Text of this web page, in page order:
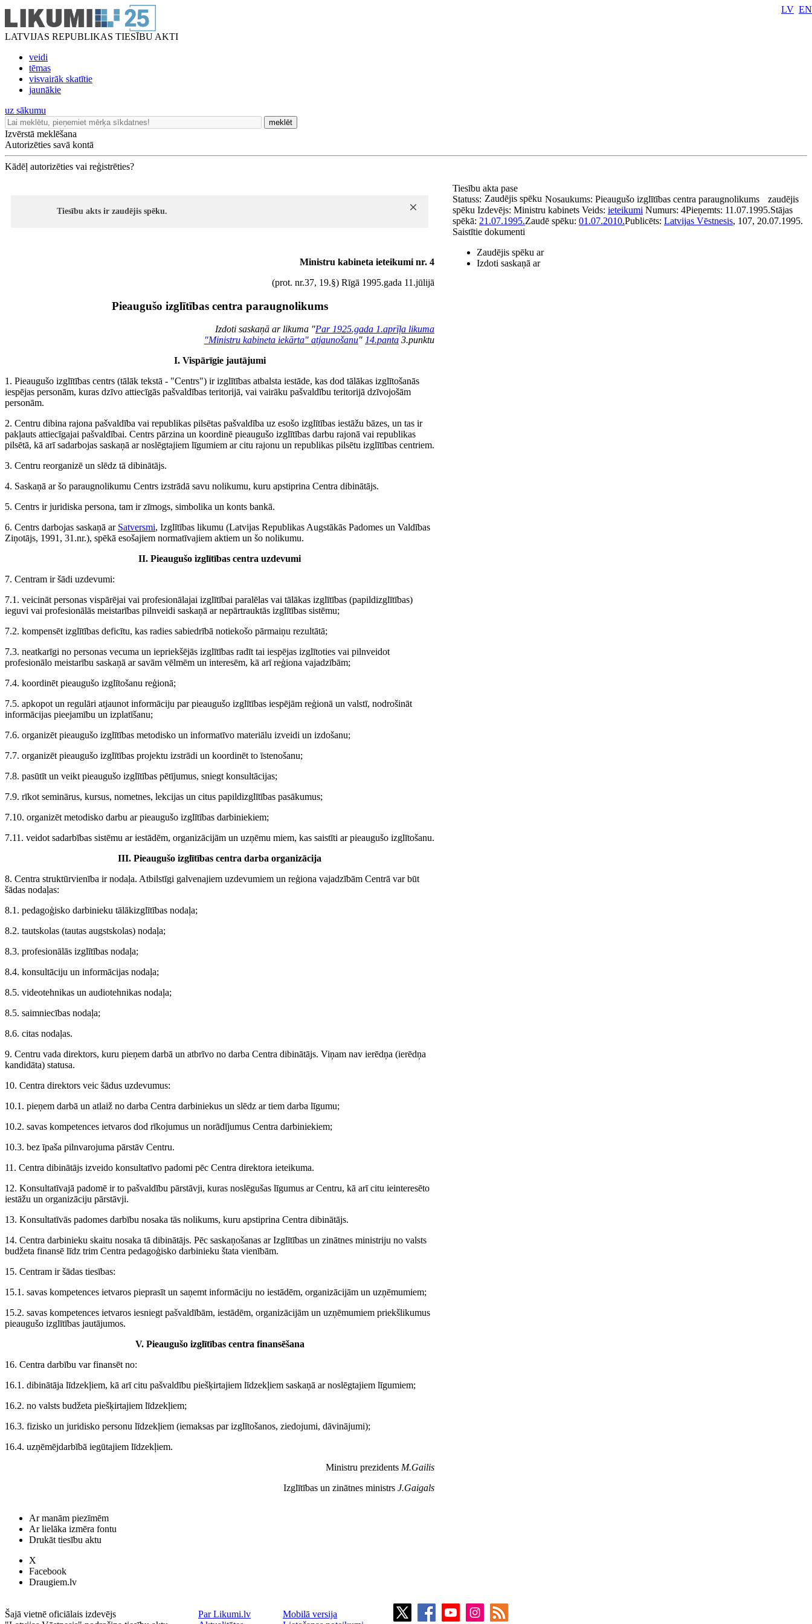
LATVIJAS REPUBLIKAS TIESĪBU AKTI
veidi
tēmas
visvairāk skatītie
jaunākie
LV EN
uz sākumu
meklēt
Izvērstā meklēšana
Autorizēties savā kontā
Kādēļ autorizēties vai reģistrēties?
Tiesību akts ir zaudējis spēku.
Ministru kabineta ieteikumi nr. 4
(prot. nr.37, 19.§) Rīgā 1995.gada 11.jūlijā
Pieaugušo izglītības centra paraugnolikums
Izdoti saskaņā ar likuma "Par 1925.gada 1.aprīļa likuma
"Ministru kabineta iekārta" atjaunošanu" 14.panta 3.punktu
I. Vispārīgie jautājumi
1. Pieaugušo izglītības centrs (tālāk tekstā - "Centrs") ir izglītības atbalsta iestāde, kas dod tālākas izglītošanās
iespējas personām, kuras dzīvo attiecīgās pašvaldības teritorijā, vai vairāku pašvaldību teritorijā dzīvojošām
personām.
2. Centru dibina rajona pašvaldība vai republikas pilsētas pašvaldība uz esošo izglītības iestāžu bāzes, un tas ir
pakļauts attiecīgajai pašvaldībai. Centrs pārzina un koordinē pieaugušo izglītības darbu rajonā vai republikas
pilsētā, kā arī sadarbojas saskaņā ar noslēgtajiem līgumiem ar citu rajonu un republikas pilsētu izglītības centriem.
3. Centru reorganizē un slēdz tā dibinātājs.
4. Saskaņā ar šo paraugnolikumu Centrs izstrādā savu nolikumu, kuru apstiprina Centra dibinātājs.
5. Centrs ir juridiska persona, tam ir zīmogs, simbolika un konts bankā.
6. Centrs darbojas saskaņā ar Satversmi, Izglītības likumu (Latvijas Republikas Augstākās Padomes un Valdības
Ziņotājs, 1991, 31.nr.), spēkā esošajiem normatīvajiem aktiem un šo nolikumu.
II. Pieaugušo izglītības centra uzdevumi
7. Centram ir šādi uzdevumi:
7.1. veicināt personas vispārējai vai profesionālajai izglītībai paralēlas vai tālākas izglītības (papildizglītības)
ieguvi vai profesionālās meistarības pilnveidi saskaņā ar nepārtrauktās izglītības sistēmu;
7.2. kompensēt izglītības deficītu, kas radies sabiedrībā notiekošo pārmaiņu rezultātā;
7.3. neatkarīgi no personas vecuma un iepriekšējās izglītības radīt tai iespējas izglītoties vai pilnveidot
profesionālo meistarību saskaņā ar savām vēlmēm un interesēm, kā arī reģiona vajadzībām;
7.4. koordinēt pieaugušo izglītošanu reģionā;
7.5. apkopot un regulāri atjaunot informāciju par pieaugušo izglītības iespējām reģionā un valstī, nodrošināt
informācijas pieejamību un izplatīšanu;
7.6. organizēt pieaugušo izglītības metodisko un informatīvo materiālu izveidi un izdošanu;
7.7. organizēt pieaugušo izglītības projektu izstrādi un koordinēt to īstenošanu;
7.8. pasūtīt un veikt pieaugušo izglītības pētījumus, sniegt konsultācijas;
7.9. rīkot seminārus, kursus, nometnes, lekcijas un citus papildizglītības pasākumus;
7.10. organizēt metodisko darbu ar pieaugušo izglītības darbiniekiem;
7.11. veidot sadarbības sistēmu ar iestādēm, organizācijām un uzņēmu miem, kas saistīti ar pieaugušo izglītošanu.
III. Pieaugušo izglītības centra darba organizācija
8. Centra struktūrvienība ir nodaļa. Atbilstīgi galvenajiem uzdevumiem un reģiona vajadzībām Centrā var būt
šādas nodaļas:
8.1. pedagoģisko darbinieku tālākizglītības nodaļa;
8.2. tautskolas (tautas augstskolas) nodaļa;
8.3. profesionālās izglītības nodaļa;
8.4. konsultāciju un informācijas nodaļa;
8.5. videotehnikas un audiotehnikas nodaļa;
8.5. saimniecības nodaļa;
8.6. citas nodaļas.
9. Centru vada direktors, kuru pieņem darbā un atbrīvo no darba Centra dibinātājs. Viņam nav ierēdņa (ierēdņa
kandidāta) statusa.
10. Centra direktors veic šādus uzdevumus:
10.1. pieņem darbā un atlaiž no darba Centra darbiniekus un slēdz ar tiem darba līgumu;
10.2. savas kompetences ietvaros dod rīkojumus un norādījumus Centra darbiniekiem;
10.3. bez īpaša pilnvarojuma pārstāv Centru.
11. Centra dibinātājs izveido konsultatīvo padomi pēc Centra direktora ieteikuma.
12. Konsultatīvajā padomē ir to pašvaldību pārstāvji, kuras noslēgušas līgumus ar Centru, kā arī citu ieinteresēto
iestāžu un organizāciju pārstāvji.
13. Konsultatīvās padomes darbību nosaka tās nolikums, kuru apstiprina Centra dibinātājs.
14. Centra darbinieku skaitu nosaka tā dibinātājs. Pēc saskaņošanas ar Izglītības un zinātnes ministriju no valsts
budžeta finansē līdz trim Centra pedagoģisko darbinieku štata vienībām.
15. Centram ir šādas tiesības:
15.1. savas kompetences ietvaros pieprasīt un saņemt informāciju no iestādēm, organizācijām un uzņēmumiem;
15.2. savas kompetences ietvaros iesniegt pašvaldībām, iestādēm, organizācijām un uzņēmumiem priekšlikumus
pieaugušo izglītības jautājumos.
V. Pieaugušo izglītības centra finansēšana
16. Centra darbību var finansēt no:
16.1. dibinātāja līdzekļiem, kā arī citu pašvaldību piešķirtajiem līdzekļiem saskaņā ar noslēgtajiem līgumiem;
16.2. no valsts budžeta piešķirtajiem līdzekļiem;
16.3. fizisko un juridisko personu līdzekļiem (iemaksas par izglītošanos, ziedojumi, dāvinājumi);
16.4. uzņēmējdarbībā iegūtajiem līdzekļiem.
Ministru prezidents M.Gailis
Izglītības un zinātnes ministrs J.Gaigals
Tiesību akta pase
Nosaukums: Pieaugušo izglītības centra paraugnolikums
Statuss: Zaudējis spēku
zaudējis
spēku Izdevējs: Ministru kabinets Veids: ieteikumi Numurs: 4Pieņemts: 11.07.1995.Stājas
spēkā: 21.07.1995.Zaudē spēku: 01.07.2010.Publicēts: Latvijas Vēstnesis, 107, 20.07.1995.
Saistītie dokumenti
Zaudējis spēku ar
Izdoti saskaņā ar
Ar manām piezīmēm
Ar lielāka izmēra fontu
Drukāt tiesību aktu
X
Facebook
Draugiem.lv
Šajā vietnē oficiālais izdevējs
Par Likumi.lv
Mobilā versija